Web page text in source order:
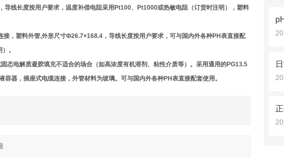
导线长度按用户要求，温度补偿电阻采用Pt100、Pt1000或热敏电阻（订货时注明），塑料
接，塑料外管,外形尺寸Ф26.7×168.4，导线长度按用户要求，可与国内外各种PH表直接配
。
态电解质凝胶填充不适合的场合（如高浓度有机溶剂、粘性介质等）。采用通用的PG13.5
器，插座式电缆连接，外管材料为玻璃。可与国内外各种PH表直接配套使用。